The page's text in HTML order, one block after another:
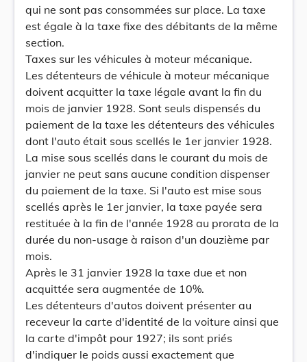
qui ne sont pas consommées sur place. La taxe
est égale à la taxe fixe des débitants de la même
section.
Taxes sur les véhicules à moteur mécanique.
Les détenteurs de véhicule à moteur mécanique
doivent acquitter la taxe légale avant la fin du
mois de janvier 1928. Sont seuls dispensés du
paiement de la taxe les détenteurs des véhicules
dont l'auto était sous scellés le 1er janvier 1928.
La mise sous scellés dans le courant du mois de
janvier ne peut sans aucune condition dispenser
du paiement de la taxe. Si l'auto est mise sous
scellés après le 1er janvier, la taxe payée sera
restituée à la fin de l'année 1928 au prorata de la
durée du non-usage à raison d'un douzième par
mois.
Après le 31 janvier 1928 la taxe due et non
acquittée sera augmentée de 10%.
Les détenteurs d'autos doivent présenter au
receveur la carte d'identité de la voiture ainsi que
la carte d'impôt pour 1927; ils sont priés
d'indiquer le poids aussi exactement que